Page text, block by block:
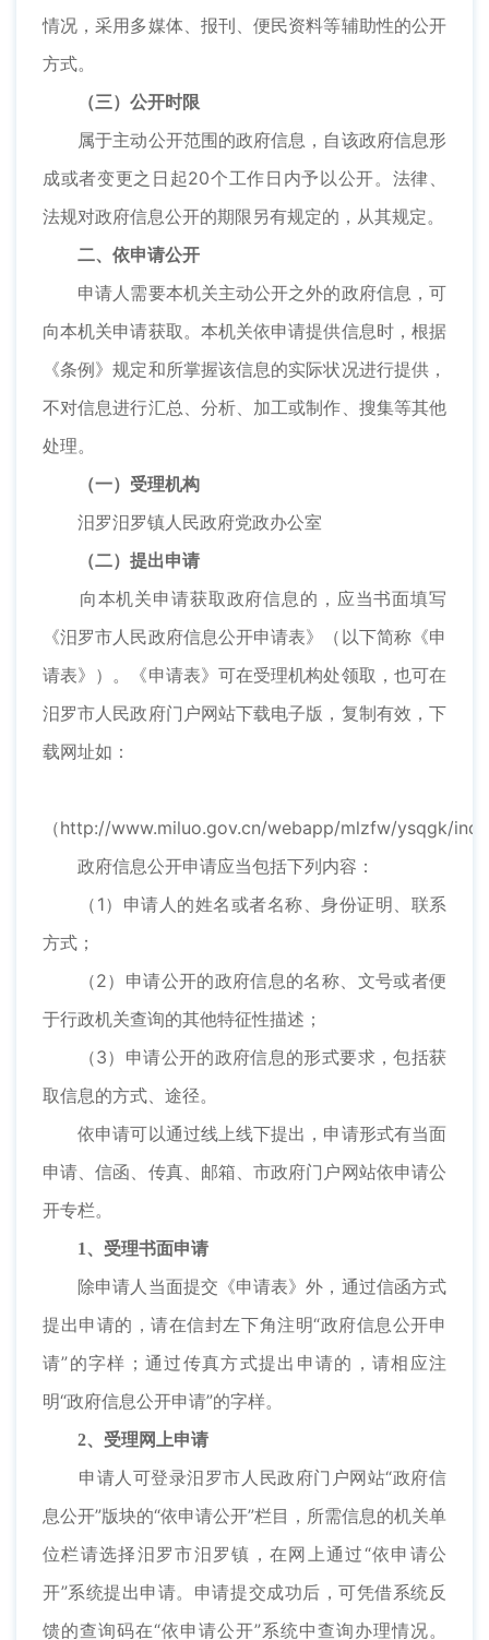
情况，采用多媒体、报刊、便民资料等辅助性的公开
方式。
（三）公开时限
属于主动公开范围的政府信息，自该政府信息形
成或者变更之日起20个工作日内予以公开。法律、
法规对政府信息公开的期限另有规定的，从其规定。
二、依申请公开
申请人需要本机关主动公开之外的政府信息，可
向本机关申请获取。本机关依申请提供信息时，根据
《条例》规定和所掌握该信息的实际状况进行提供，
不对信息进行汇总、分析、加工或制作、搜集等其他
处理。
（一）受理机构
汨罗汨罗镇人民政府党政办公室
（二）提出申请
向本机关申请获取政府信息的，应当书面填写
《汨罗市人民政府信息公开申请表》（以下简称《申
请表》）。《申请表》可在受理机构处领取，也可在
汨罗市人民政府门户网站下载电子版，复制有效，下
载网址如：
（http://www.miluo.gov.cn/webapp/mlzfw/ysqgk/
政府信息公开申请应当包括下列内容：
（1）申请人的姓名或者名称、身份证明、联系
方式；
（2）申请公开的政府信息的名称、文号或者便
于行政机关查询的其他特征性描述；
（3）申请公开的政府信息的形式要求，包括获
取信息的方式、途径。
依申请可以通过线上线下提出，申请形式有当面
申请、信函、传真、邮箱、市政府门户网站依申请公
开专栏。
1、受理书面申请
除申请人当面提交《申请表》外，通过信函方式
提出申请的，请在信封左下角注明“政府信息公开申
请”的字样；通过传真方式提出申请的，请相应注
明“政府信息公开申请”的字样。
2、受理网上申请
申请人可登录汨罗市人民政府门户网站“政府信
息公开”版块的“依申请公开”栏目，所需信息的机关单
位栏请选择汨罗市汨罗镇，在网上通过“依申请公
开”系统提出申请。申请提交成功后，可凭借系统反
馈的查询码在“依申请公开”系统中查询办理情况。